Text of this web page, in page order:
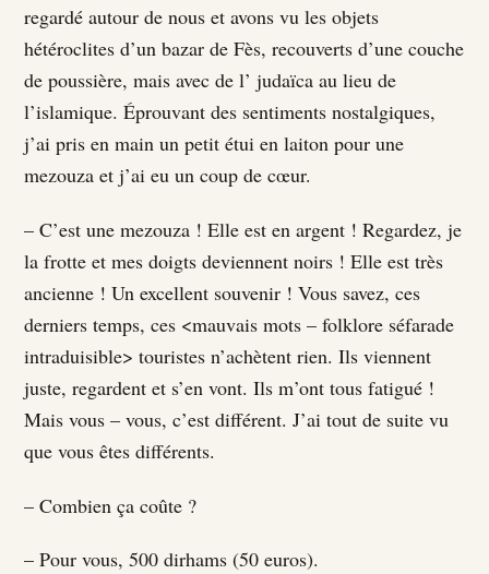
regardé autour de nous et avons vu les objets
hétéroclites d’un bazar de Fès, recouverts d’une couche
de poussière, mais avec de l’ judaïca au lieu de
l’islamique. Éprouvant des sentiments nostalgiques,
j’ai pris en main un petit étui en laiton pour une
mezouza et j’ai eu un coup de cœur.
– C’est une mezouza ! Elle est en argent ! Regardez, je
la frotte et mes doigts deviennent noirs ! Elle est très
ancienne ! Un excellent souvenir ! Vous savez, ces
derniers temps, ces <mauvais mots – folklore séfarade
intraduisible> touristes n’achètent rien. Ils viennent
juste, regardent et s’en vont. Ils m’ont tous fatigué !
Mais vous – vous, c’est différent. J’ai tout de suite vu
que vous êtes différents.
– Combien ça coûte ?
– Pour vous, 500 dirhams (50 euros).